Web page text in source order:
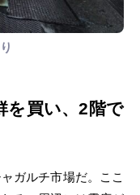
を買い、2階で
ガルチ市場だ。ここ